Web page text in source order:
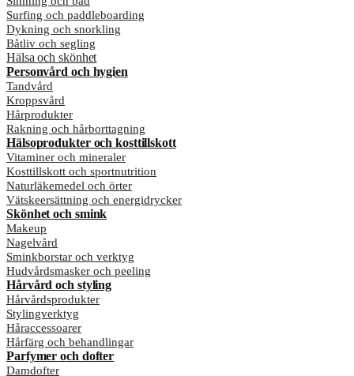
Surfing och paddleboarding
Dykning och snorkling
Båtliv och segling
Hälsa och skönhet
Personvård och hygien
Tandvård
Kroppsvård
Hårprodukter
Rakning och hårborttagning
Hälsoprodukter och kosttillskott
Vitaminer och mineraler
Kosttillskott och sportnutrition
Naturläkemedel och örter
Vätskeersättning och energidrycker
Skönhet och smink
Makeup
Nagelvård
Sminkborstar och verktyg
Hudvårdsmasker och peeling
Hårvård och styling
Hårvårdsprodukter
Stylingverktyg
Håraccessoarer
Hårfärg och behandlingar
Parfymer och dofter
Damdofter